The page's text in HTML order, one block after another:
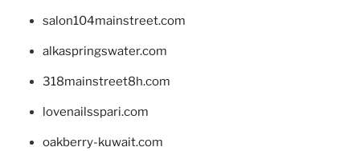
salon104mainstreet.com
alkaspringswater.com
318mainstreet8h.com
lovenailsspari.com
oakberry-kuwait.com